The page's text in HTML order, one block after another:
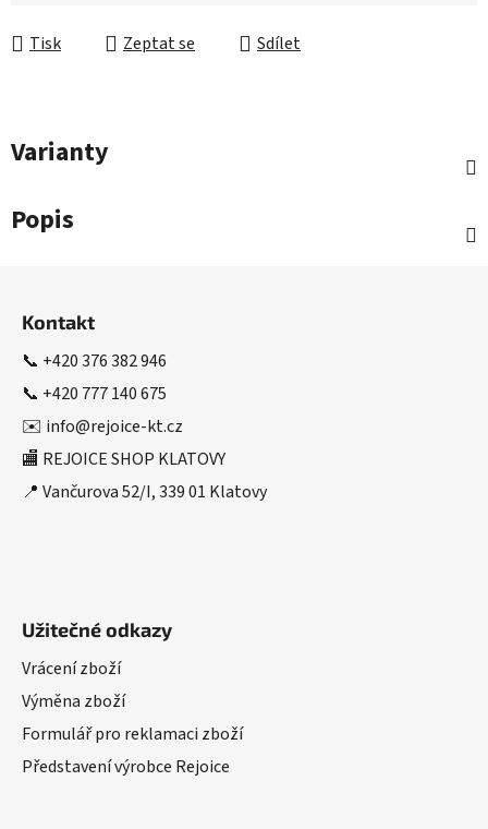
Tisk
Zeptat se Sdílet
Varianty
Popis
Kontakt
📞 +420 376 382 946
📞 +420 777 140 675
✉️ info@rejoice-kt.cz
🏬 REJOICE SHOP KLATOVY
📍 Vančurova 52/I, 339 01 Klatovy
Užitečné odkazy
Vrácení zboží
Výměna zboží
Formulář pro reklamaci zboží
Představení výrobce Rejoice